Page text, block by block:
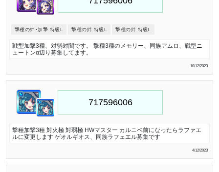
撃種の絆･加撃 特級L 撃種の絆 特級L 撃種の絆 特級L
戦型加撃3種、対弱対闇です。 撃種3種のメモリー、同族アムロ、戦型ニ
ュートンα辺り募集してます。
10/12/2023
撃種加撃3種 対火極 対弱極 HWマスター カルニベ前になったらラファエ
ルに変更します ゲオルギオス、同族ラフェエル募集です
4/12/2023